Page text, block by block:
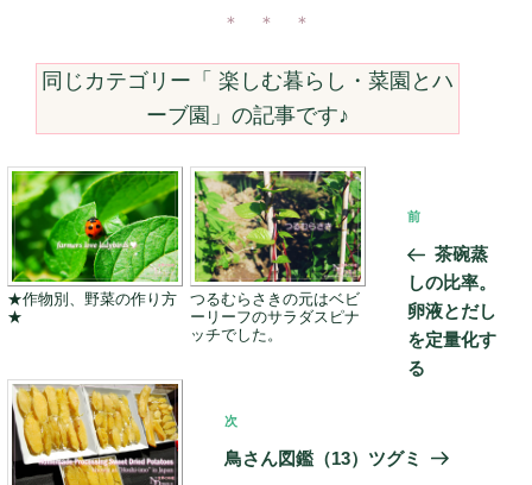
＊ ＊ ＊
同じカテゴリー「 楽しむ暮らし・菜園とハ
ーブ園 」の記事です♪
★作物別、野菜の作り方
★
つるむらさきの元はベビ
ーリーフのサラダスピナ
ッチでした。
投
稿
ナ
ビ
シ
ョ
ン
前
の
投
稿
前
茶碗蒸
しの比率。
卵液とだし
を定量化す
る
次
の
次
鳥さん図鑑（13）ツグミ